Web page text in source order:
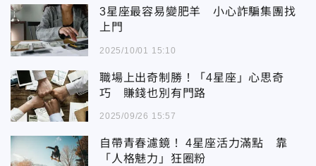
3星座最容易變肥羊 小心詐騙集團找
上門
2025/10/01 15:10
職場上出奇制勝！「4星座」心思奇
巧 賺錢也別有門路
2025/09/26 15:57
自帶青春濾鏡！ 4星座活力滿點 靠
「人格魅力」狂圈粉